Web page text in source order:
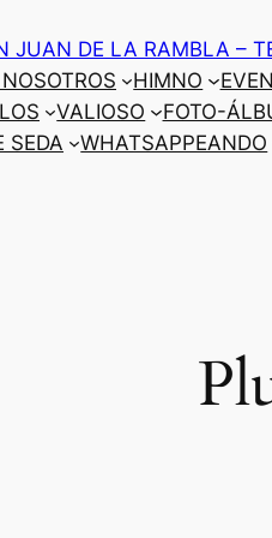
JUAN DE LA RAMBLA –
HIMNO
VALIOSO FOTO-
SEDA
WHATSAPPEANDO